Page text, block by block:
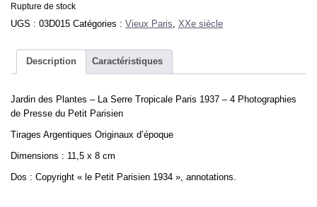
Rupture de stock
UGS : 03D015 Catégories : Vieux Paris XXe siècle
Description Caractéristiques
Jardin des Plantes – La Serre Tropicale Paris 1937 – 4 Photographies
de Presse du Petit Parisien
Tirages Argentiques Originaux d’époque
Dimensions : 11,5 x 8 cm
Dos : Copyright « le Petit Parisien 1934 », annotations.